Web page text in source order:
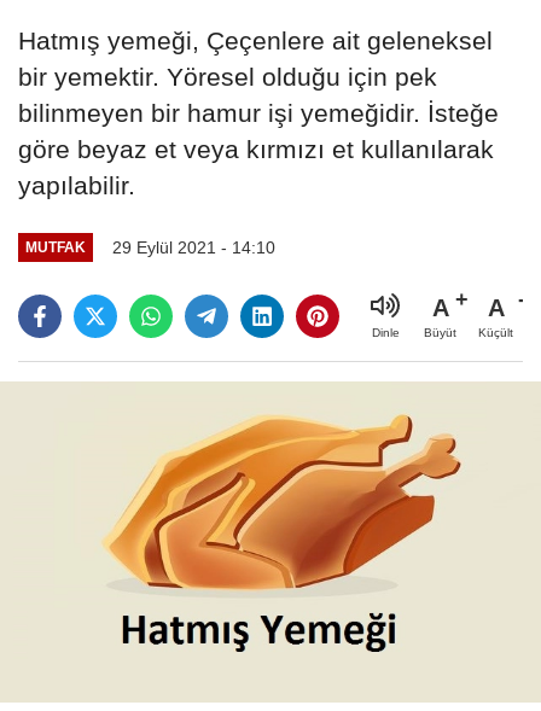
Hatmış yemeği, Çeçenlere ait geleneksel
bir yemektir. Yöresel olduğu için pek
bilinmeyen bir hamur işi yemeğidir. İsteğe
göre beyaz et veya kırmızı et kullanılarak
yapılabilir.
MUTFAK 29 Eylül 2021 - 14:10
Dinle
A
Büyüt
A
Küçült